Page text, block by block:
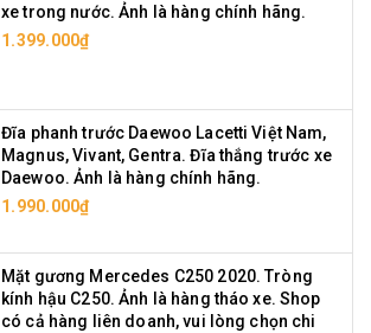
xe trong nước. Ảnh là hàng chính hãng.
1.399.000₫
Đĩa phanh trước Daewoo Lacetti Việt Nam,
Magnus, Vivant, Gentra. Đĩa thắng trước xe
Daewoo. Ảnh là hàng chính hãng.
1.990.000₫
Mặt gương Mercedes C250 2020. Tròng
kính hậu C250. Ảnh là hàng tháo xe. Shop
có cả hàng liên doanh, vui lòng chọn chi